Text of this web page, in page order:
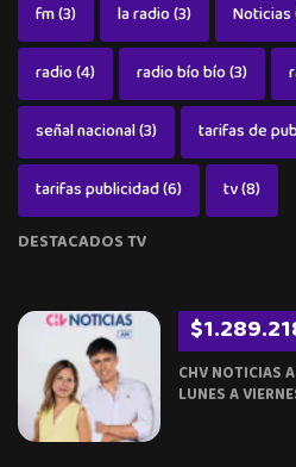
fm(3) la radio(3) Noticias
radio(4) radio bío bío(3)
señal nacional(3) tarifas de
tarifas publicidad(6) tv(8)
DESTACADOS TV
CHV NOTICIAS
LUNES A